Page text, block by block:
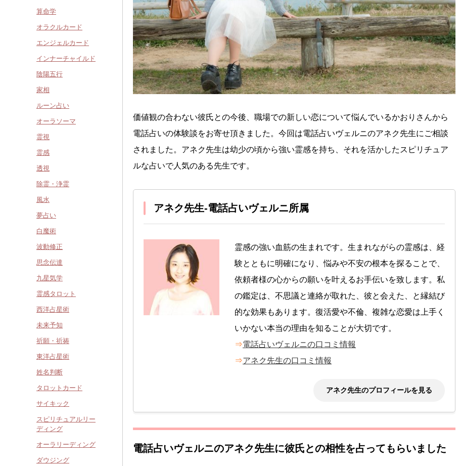
価値観の合わない彼氏との今後、職場での新しい恋について悩んでいるかおりさんから
電話占いの体験談をお寄せ頂きました。今回は電話占いヴェルニのアネク先生にご相談
されました。アネク先生は幼少の頃から強い霊感を持ち、それを活かしたスピリチュア
ルな占いで人気のある先生です。
アネク先生-電話占いヴェルニ所属
霊感の強い血筋の生まれです。生まれながらの霊感は、経
験とともに明確になり、悩みや不安の根本を探ることで、
依頼者様の心からの願いを叶えるお手伝いを致します。私
の鑑定は、不思議と連絡が取れた、彼と会えた、と縁結び
的な効果もあります。復活愛や不倫、複雑な恋愛は上手く
いかない本当の理由を知ることが大切です。
⇒電話占いヴェルニの口コミ情報
⇒アネク先生の口コミ情報
アネク先生のプロフィールを見る
電話占いヴェルニのアネク先生に彼氏との相性を占ってもらいました
算命学
オラクルカード
エンジェルカード
インナーチャイルド
陰陽五行
家相
ルーン占い
オーラソーマ
霊視
霊感
透視
除霊・浄霊
風水
夢占い
白魔術
波動修正
思念伝達
九星気学
霊感タロット
西洋占星術
未来予知
祈願・祈祷
東洋占星術
姓名判断
タロットカード
サイキック
スピリチュアルリー
ディング
オーラリーディング
ダウジング